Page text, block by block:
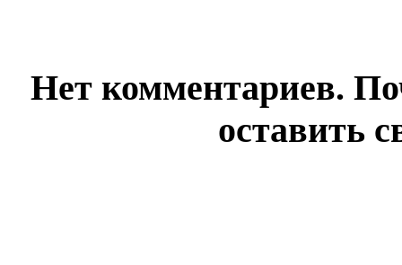
Нет комментариев.
оставить